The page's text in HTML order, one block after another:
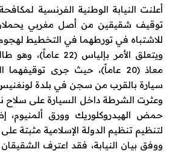
أعلنت النيابة الوطنية الفرنسية
توقيف شقيقين من أصل مغربي يحملان
للاشتباه في تورطهما في التخطيط
ويتعلق الأمر بإلياس
معاذ (20 عاماً)، حيث جرى
سيارة بالقرب من سجن في بلدة
وعثرت الشرطة داخل السيارة على
حمض الهيدروكلوريك وورق ألمنيوم،
لتنظيم تنظيم الدولة الإسلامية مثبتة
ووفق بيان النيابة، فقد اعترف